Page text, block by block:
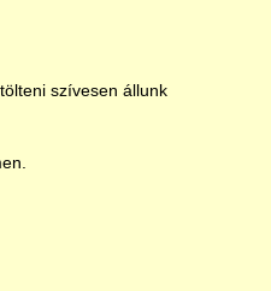
szívesen állunk